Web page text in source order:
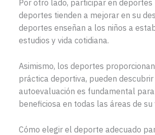
Por otro lado, participar en
deportes tienden a mejorar en su
deportes enseñan a los niños a
estudios y vida cotidiana.
Asimismo, los deportes
práctica deportiva, pueden
autoevaluación es fundamental
beneficiosa en todas las áreas de su
Cómo elegir el deporte adecuado